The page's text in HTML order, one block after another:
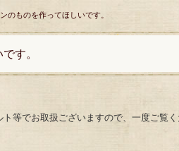
のものを作ってほしいです。
す。
等でお取扱ございますので、一度ご覧く